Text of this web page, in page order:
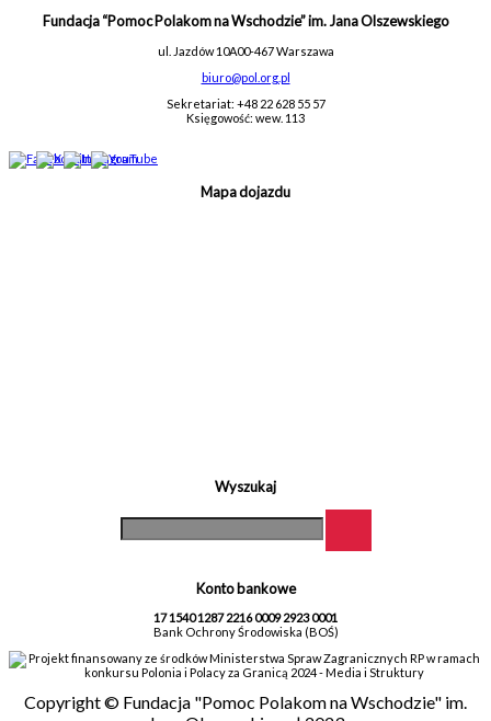
Fundacja “Pomoc Polakom na Wschodzie” im. Jana Olszewskiego
ul. Jazdów 10A00-467 Warszawa
biuro@pol.org.pl
Sekretariat: +48 22 628 55 57
Księgowość: wew. 113
Mapa dojazdu
Wyszukaj
Konto bankowe
17 1540 1287 2216 0009 2923 0001
Bank Ochrony Środowiska (BOŚ)
Projekt finansowany ze środków Ministerstwa Spraw Zagranicznych RP w ramach
konkursu Polonia i Polacy za Granicą 2024 - Media i Struktury
Copyright © Fundacja "Pomoc Polakom na Wschodzie" im.